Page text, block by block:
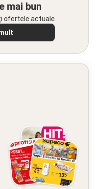
mai bun
ofertele actuale